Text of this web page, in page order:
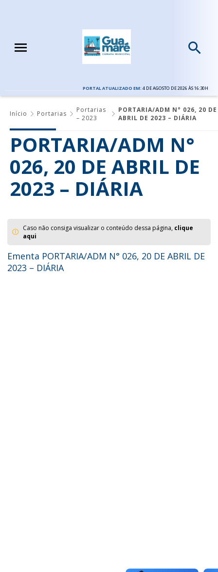
PORTAL ATUALIZADO EM: 4 DE AGOSTO DE 2026 ÀS 16:30H
Início Portarias
Portarias
– 2023
PORTARIA/ADM N° 026, 20 DE
ABRIL DE 2023 – DIÁRIA
PORTARIA/ADM N°
026, 20 DE ABRIL DE
2023 – DIÁRIA
Caso não consiga visualizar o conteúdo dessa página, clique
aqui
Ementa PORTARIA/ADM N° 026, 20 DE ABRIL DE
2023 – DIÁRIA